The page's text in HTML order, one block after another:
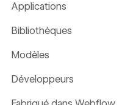
Applications
Bibliothèques
Modèles
Développeurs